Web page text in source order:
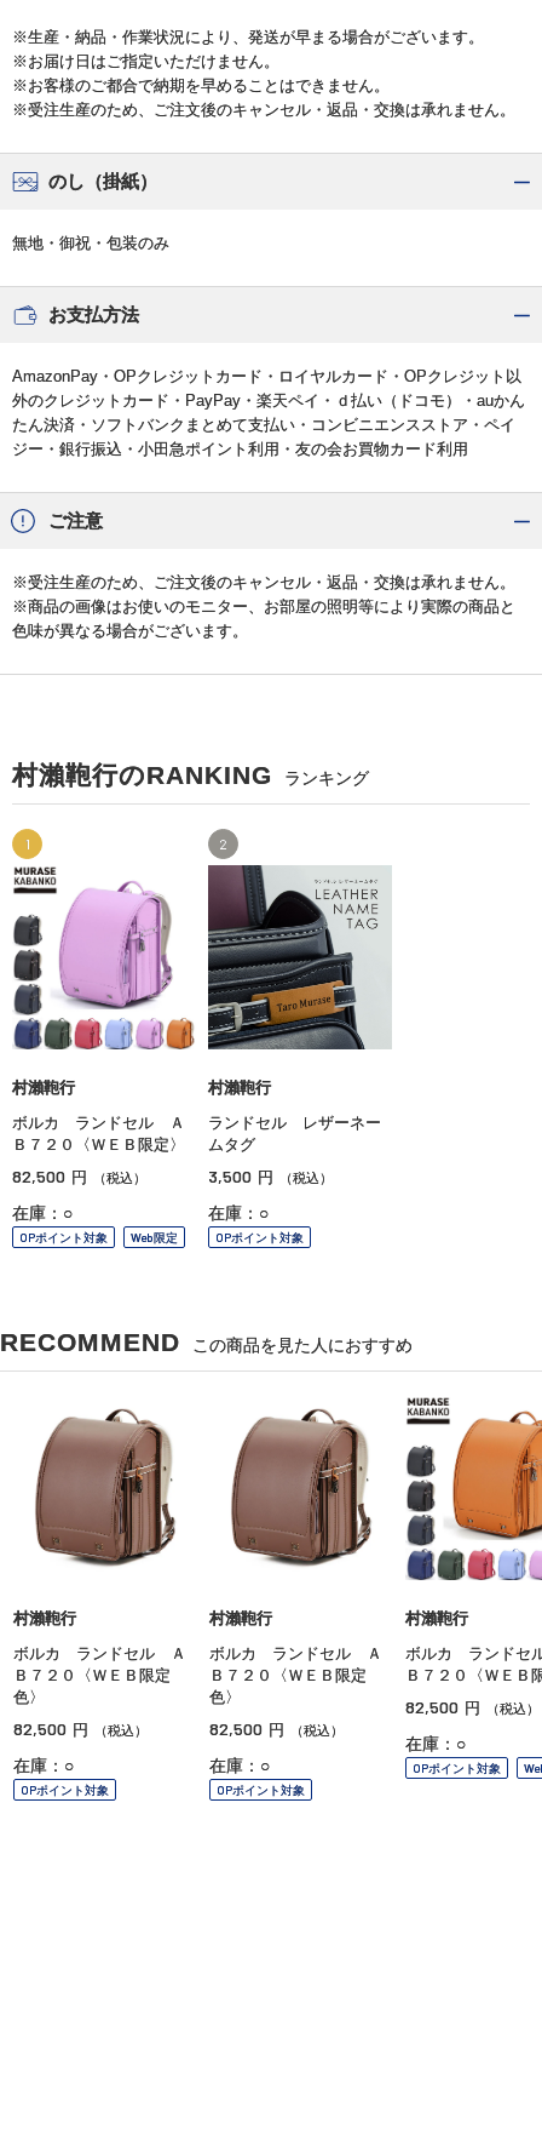
※生産・納品・作業状況により、発送が早まる場合がございます。
※お届け日はご指定いただけません。
※お客様のご都合で納期を早めることはできません。
※受注生産のため、ご注文後のキャンセル・返品・交換は承れません。
のし（掛紙）
無地・御祝・包装のみ
お支払方法
AmazonPay・OPクレジットカード・ロイヤルカード・OPクレジット以
外のクレジットカード・PayPay・楽天ペイ・ｄ払い（ドコモ）・auかん
たん決済・ソフトバンクまとめて支払い・コンビニエンスストア・ペイ
ジー・銀行振込・小田急ポイント利用・友の会お買物カード利用
ご注意
※受注生産のため、ご注文後のキャンセル・返品・交換は承れません。
※商品の画像はお使いのモニター、お部屋の照明等により実際の商品と
色味が異なる場合がございます。
村瀨鞄行のRANKING ランキング
1
村瀨鞄行
ボルカ ランドセル Ａ
Ｂ７２０〈ＷＥＢ限定〉
82,500 円 （税込）
在庫：○
OPポイント対象 Web限定
2
村瀨鞄行
ランドセル レザーネー
ムタグ
3,500 円 （税込）
在庫：○
OPポイント対象
RECOMMEND この商品を見た人におすすめ
村瀨鞄行
ボルカ ランドセル Ａ
Ｂ７２０〈ＷＥＢ限定
色〉
82,500 円 （税込）
在庫：○
OPポイント対象
村瀨鞄行
ボルカ ランドセル Ａ
Ｂ７２０〈ＷＥＢ限定
色〉
82,500 円 （税込）
在庫：○
OPポイント対象
村瀨鞄行
ボルカ ランドセ
Ｂ７２０〈ＷＥＢ
82,500 円 （税込）
在庫：○
OPポイント対象